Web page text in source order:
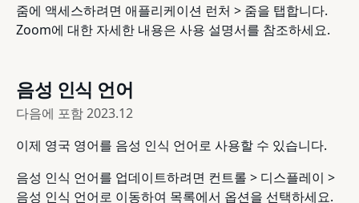
줌에 액세스하려면 애플리케이션 런처 > 줌을 탭합니다.
Zoom에 대한 자세한 내용은 사용 설명서를 참조하세요.
음성 인식 언어
다음에 포함2023.12
이제 영국 영어를 음성 인식 언어로 사용할 수 있습니다.
음성 인식 언어를 업데이트하려면 컨트롤 > 디스플레이 >
음성 인식 언어로 이동하여 목록에서 옵션을 선택하세요.